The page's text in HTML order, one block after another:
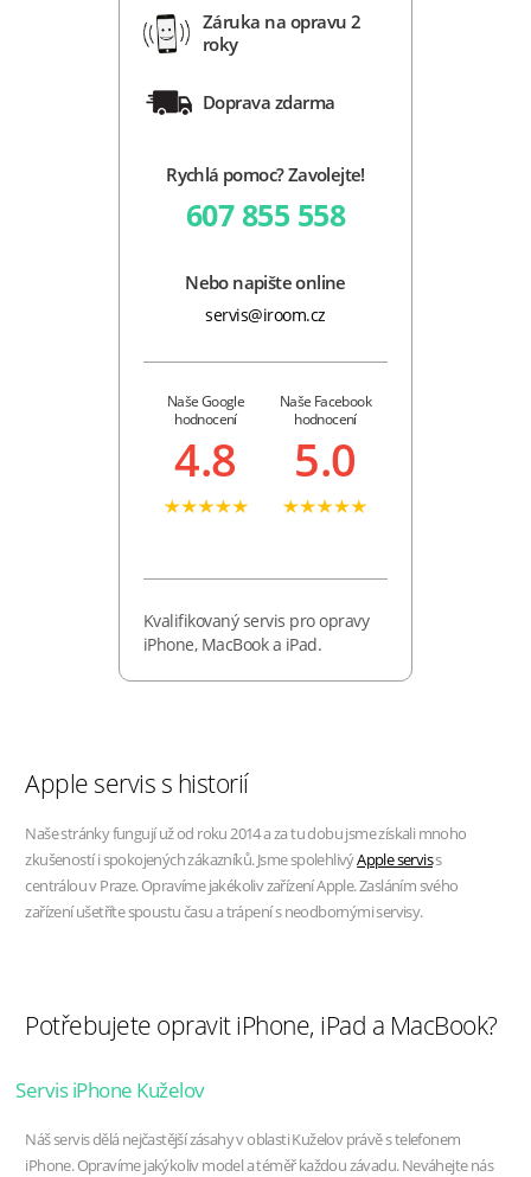
Záruka na opravu 2
roky
Doprava zdarma
Rychlá pomoc? Zavolejte!
607 855 558
Nebo napište online
servis@iroom.cz
Naše Google
hodnocení
4.8
Naše Facebook
hodnocení
5.0
Kvalifikovaný servis pro opravy
iPhone, MacBook a iPad.
Apple servis s historií
Naše stránky fungují už od roku 2014 a za tu dobu jsme získali mnoho
zkušeností i spokojených zákazníků. Jsme spolehlivýApple serviss
centrálou v Praze. Opravíme jakékoliv zařízení Apple. Zasláním svého
zařízení ušetříte spoustu času a trápení s neodbornými servisy.
Potřebujete opravit iPhone, iPad a MacBook?
Servis iPhone Kuželov
Náš servis dělá nejčastější zásahy v oblasti Kuželov právě s telefonem
iPhone. Opravíme jakýkoliv model a téměř každou závadu. Neváhejte nás